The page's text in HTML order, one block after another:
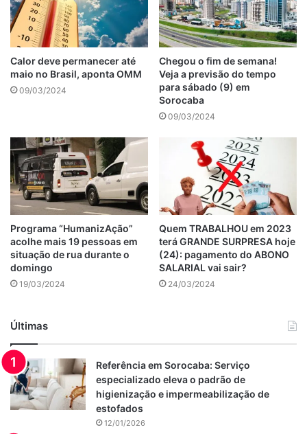
Calor deve permanecer até
maio no Brasil, aponta OMM
09/03/2024
Chegou o fim de semana!
Veja a previsão do tempo
para sábado (9) em
Sorocaba
09/03/2024
Programa “HumanizAção”
acolhe mais 19 pessoas em
situação de rua durante o
domingo
19/03/2024
Quem TRABALHOU em 2023
terá GRANDE SURPRESA hoje
(24): pagamento do ABONO
SALARIAL vai sair?
24/03/2024
Últimas
Referência em Sorocaba: Serviço
especializado eleva o padrão de
higienização e impermeabilização de
estofados
12/01/2026